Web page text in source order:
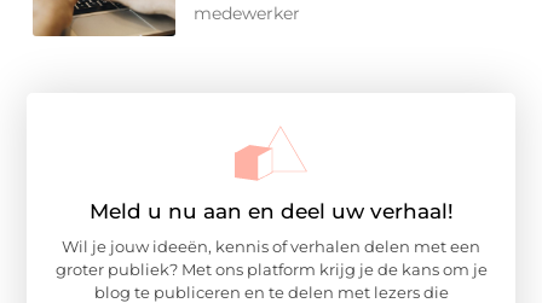
medewerker
Meld u nu aan en deel uw verhaal!
Wil je jouw ideeën, kennis of verhalen delen met een
groter publiek? Met ons platform krijg je de kans om je
blog te publiceren en te delen met lezers die